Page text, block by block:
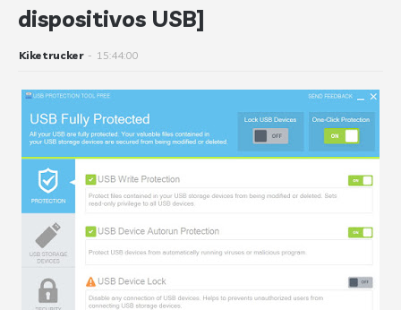
dispositivos USB]
Kiketrucker - 15:44:00